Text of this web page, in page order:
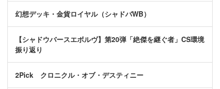
幻想デッキ・金貨ロイヤル（シャドバWB）
【シャドウバースエボルヴ】第20弾「絶傑を継ぐ者」CS環境
振り返り
2Pick クロニクル・オブ・デスティニー